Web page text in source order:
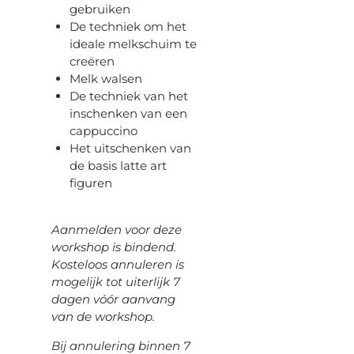
gebruiken
De techniek om het
ideale melkschuim te
creëren
Melk walsen
De techniek van het
inschenken van een
cappuccino
Het uitschenken van
de basis latte art
figuren
Aanmelden voor deze
workshop is bindend.
Kosteloos annuleren is
mogelijk tot uiterlijk 7
dagen vóór aanvang
van de workshop.
Bij annulering binnen 7